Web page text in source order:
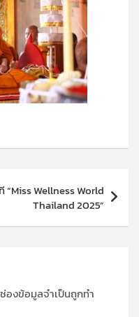
“Miss Wellness World
Thailand 2025”
ช่องข้อมูลจำเป็นถูกทำ